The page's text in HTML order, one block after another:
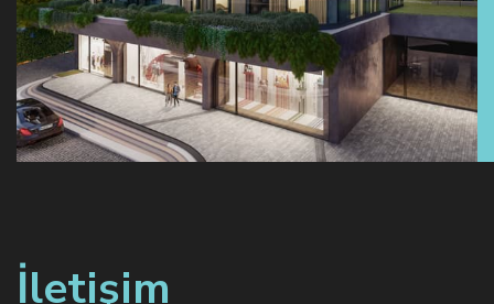
İletişim